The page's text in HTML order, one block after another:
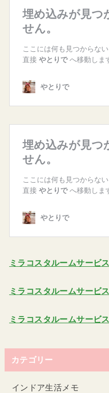
ミラコスタルームサービ
ミラコスタルームサービ
ミラコスタルームサービ
カテゴリー
インドア生活メモ